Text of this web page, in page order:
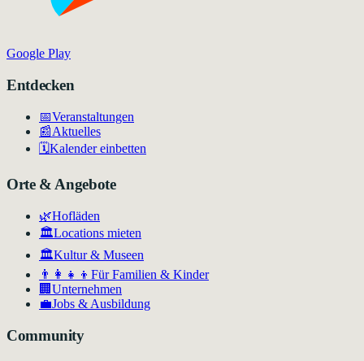
Google Play
Entdecken
📅Veranstaltungen
📰Aktuelles
🗓️Kalender einbetten
Orte & Angebote
🌿Hofläden
🏛️Locations mieten
🏛Kultur & Museen
👨‍👩‍👧‍👦 Für Familien & Kinder
🏢 Unternehmen
💼Jobs & Ausbildung
Community